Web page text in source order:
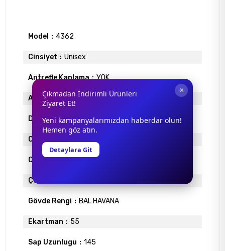
Model 4362
Cinsiyet Unisex
Antrefle Kaplama YOK
Ayna YOK
Degrade VAR
Cam Materyali
Cam Rengi KAHVE
Çerçeve Materyali
Gövde Rengi BAL HAVANA
Ekartman 55
Sap Uzunlugu 145
×
Çıkmadan İndirimli Ürünleri
Ziyaret Et!
Yeni kampanyalarımızdan haberdar olun!
Hemen göz atın.
Detaylara Git